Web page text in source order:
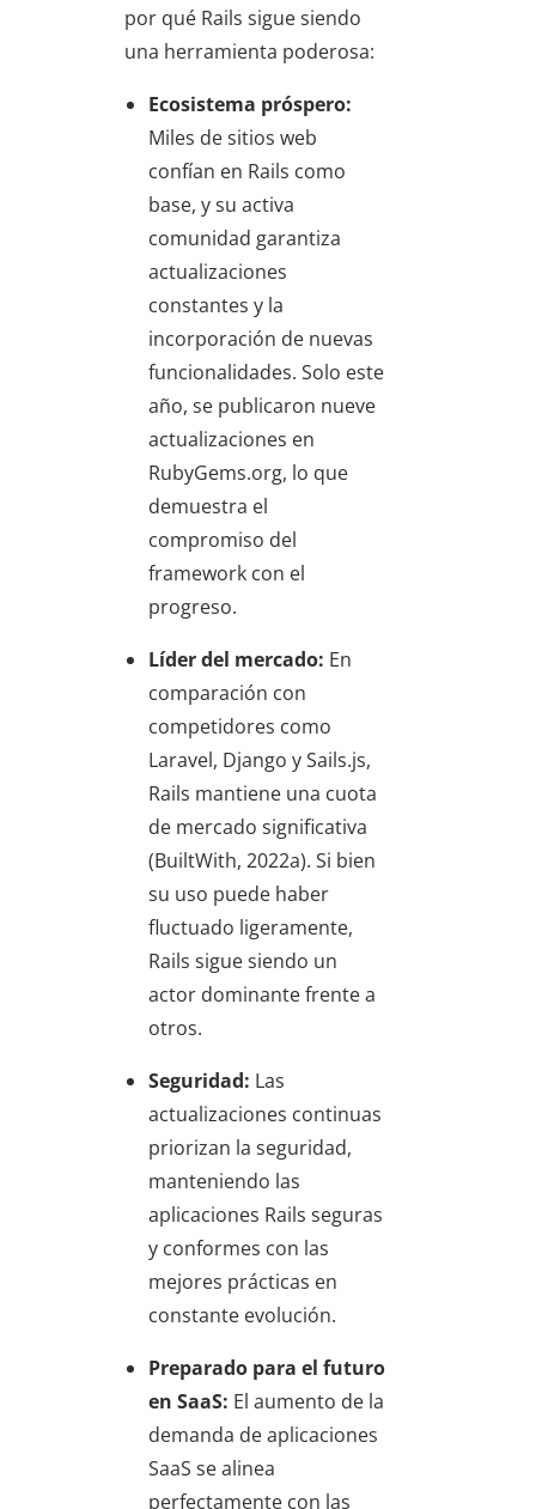
por qué Rails sigue siendo
una herramienta poderosa:
Ecosistema próspero:
Miles de sitios web
confían en Rails como
base, y su activa
comunidad garantiza
actualizaciones
constantes y la
incorporación de nuevas
funcionalidades. Solo este
año, se publicaron nueve
actualizaciones en
RubyGems.org, lo que
demuestra el
compromiso del
framework con el
progreso.
Líder del mercado: En
comparación con
competidores como
Laravel, Django y Sails.js,
Rails mantiene una cuota
de mercado significativa
(BuiltWith, 2022a). Si bien
su uso puede haber
fluctuado ligeramente,
Rails sigue siendo un
actor dominante frente a
otros.
Seguridad: Las
actualizaciones continuas
priorizan la seguridad,
manteniendo las
aplicaciones Rails seguras
y conformes con las
mejores prácticas en
constante evolución.
Preparado para el futuro
en SaaS: El aumento de la
demanda de aplicaciones
SaaS se alinea
perfectamente con las